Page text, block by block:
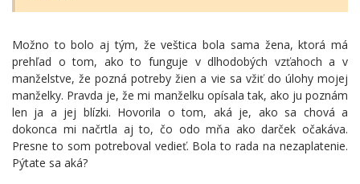
Možno to bolo aj tým, že veštica bola sama žena, ktorá má
prehľad o tom, ako to funguje v dlhodobých vzťahoch a v
manželstve, že pozná potreby žien a vie sa vžiť do úlohy mojej
manželky. Pravda je, že mi manželku opísala tak, ako ju poznám
len ja a jej blízki. Hovorila o tom, aká je, ako sa chová a
dokonca mi načrtla aj to, čo odo mňa ako darček očakáva.
Presne to som potreboval vedieť. Bola to rada na nezaplatenie.
Pýtate sa aká?